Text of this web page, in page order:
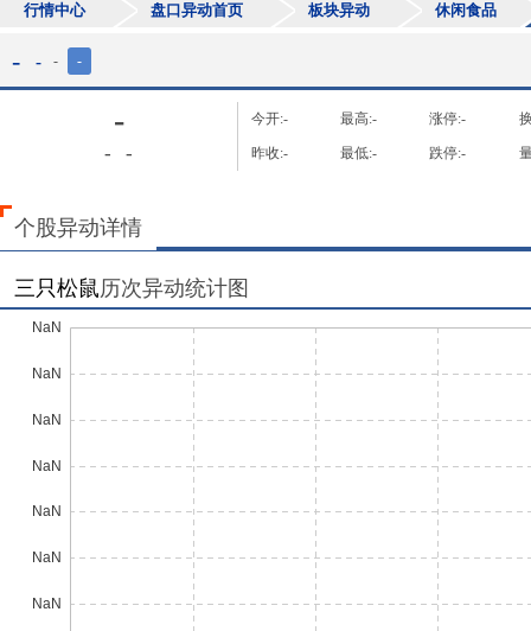
行情中心 盘口异动首页 板块异动 休闲食品
- - - -
-
- -
今开:- 最高:- 涨停:-
昨收:- 最低:- 跌停:-
个股异动详情
三只松鼠历次异动统计图